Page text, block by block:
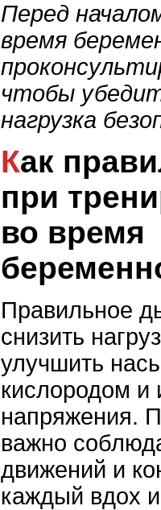
Перед
время
чтобы
нагрузка
Как правильно дышать
при
во время
Правильное
снизить
улучшить
кислородом и
напряжения.
важно
движений и
каждый вдох